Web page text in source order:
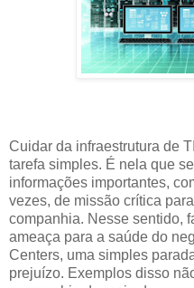
Cuidar da infraestrutura de
tarefa simples. É nela que
informações importantes,
vezes, de missão crítica
companhia. Nesse sentido,
ameaça para a saúde do
Centers, uma simples
prejuízo. Exemplos disso